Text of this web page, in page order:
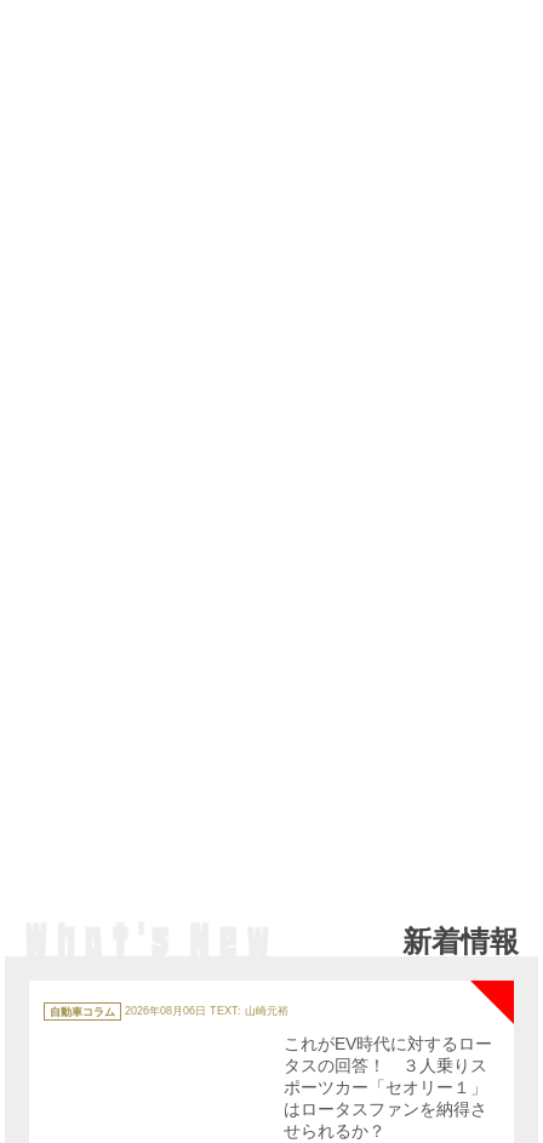
新着情報
テ
ゴ
自動車コラム 2026年08月06日 TEXT: 山崎元裕
NEW
これがEV時代に対するロー
タスの回答！ ３人乗りス
ポーツカー「セオリー１」
はロータスファンを納得さ
せられるか？